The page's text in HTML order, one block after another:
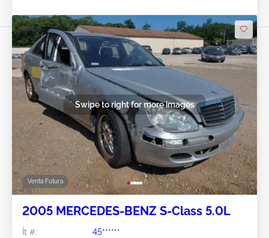
Venta Futura
Swipe to right for more images
2005 MERCEDES-BENZ S-Class 5.0L
Ít #:
45******